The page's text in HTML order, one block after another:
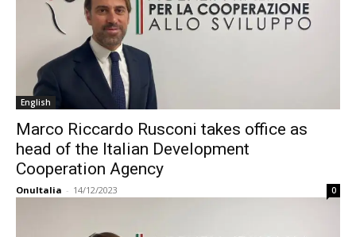
English
Marco Riccardo Rusconi takes office as
head of the Italian Development
Cooperation Agency
OnuItalia - 14/12/2023 0